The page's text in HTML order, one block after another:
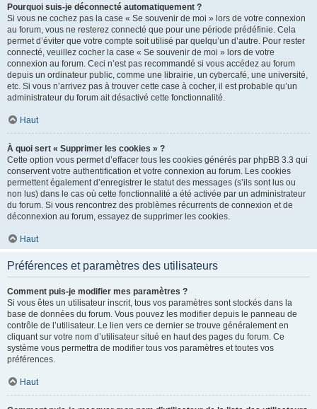
Pourquoi suis-je déconnecté automatiquement ?
Si vous ne cochez pas la case « Se souvenir de moi » lors de votre connexion
au forum, vous ne resterez connecté que pour une période prédéfinie. Cela
permet d’éviter que votre compte soit utilisé par quelqu’un d’autre. Pour rester
connecté, veuillez cocher la case « Se souvenir de moi » lors de votre
connexion au forum. Ceci n’est pas recommandé si vous accédez au forum
depuis un ordinateur public, comme une librairie, un cybercafé, une université,
etc. Si vous n’arrivez pas à trouver cette case à cocher, il est probable qu’un
administrateur du forum ait désactivé cette fonctionnalité.
Haut
À quoi sert « Supprimer les cookies » ?
Cette option vous permet d’effacer tous les cookies générés par phpBB 3.3 qui
conservent votre authentification et votre connexion au forum. Les cookies
permettent également d’enregistrer le statut des messages (s’ils sont lus ou
non lus) dans le cas où cette fonctionnalité a été activée par un administrateur
du forum. Si vous rencontrez des problèmes récurrents de connexion et de
déconnexion au forum, essayez de supprimer les cookies.
Haut
Préférences et paramètres des utilisateurs
Comment puis-je modifier mes paramètres ?
Si vous êtes un utilisateur inscrit, tous vos paramètres sont stockés dans la
base de données du forum. Vous pouvez les modifier depuis le panneau de
contrôle de l’utilisateur. Le lien vers ce dernier se trouve généralement en
cliquant sur votre nom d’utilisateur situé en haut des pages du forum. Ce
système vous permettra de modifier tous vos paramètres et toutes vos
préférences.
Haut